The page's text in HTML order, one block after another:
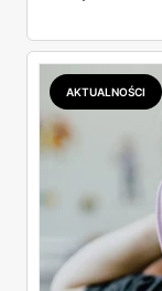
AKTUALNOŚCI